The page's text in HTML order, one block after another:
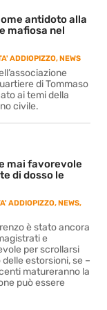
antidoto alla
mafiosa nel
ADDIOPIZZO, NEWS
di Tommaso
ai temi della
civile.
mai favorevole
di dosso le
ADDIOPIZZO, NEWS,
è stato ancora
e
per scrollarsi
estorsioni, se –
matureranno la
può essere